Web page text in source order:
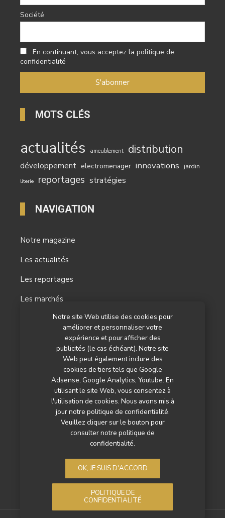
Notre site Web utilise des cookies pour
améliorer et personnaliser votre
expérience et pour afficher des
publicités (le cas échéant). Notre site
Web peut également inclure des
cookies de tiers tels que Google
Adsense, Google Analytics, Youtube. En
utilisant le site Web, vous consentez à
l'utilisation de cookies. Nous avons mis à
jour notre politique de confidentialité.
Veuillez cliquer sur le bouton pour
consulter notre politique de
confidentialité.
OK, JE SUIS D'ACCORD
POLITIQUE DE
CONFIDENTIALITÉ
Société
En continuant, vous acceptez la politique de
confidentialité
MOTS CLÉS
actualités ameublement distribution
développement electromenager innovations jardin
literie reportages stratégies
NAVIGATION
Notre magazine
Les actualités
Les reportages
Les marchés
Nos autres titres
Qui sommes-nous ?
Contactez-nous
Mentions légales
Politique de confidentialité